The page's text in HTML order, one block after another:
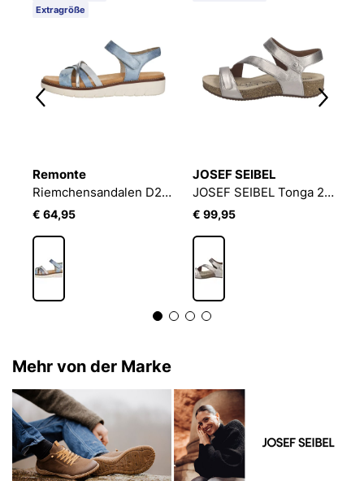
Extragröße
Remonte
Riemchensandalen D2058
€ 64,95
JOSEF SEIBEL
JOSEF SEIBEL Tonga 25 | Sandale für Damen | Beige
€ 99,95
Mehr von der Marke